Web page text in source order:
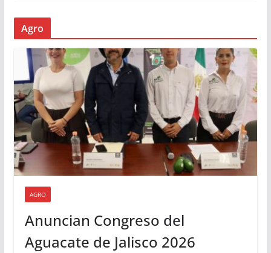
Agro
AGRO
Anuncian Congreso del
Aguacate de Jalisco 2026